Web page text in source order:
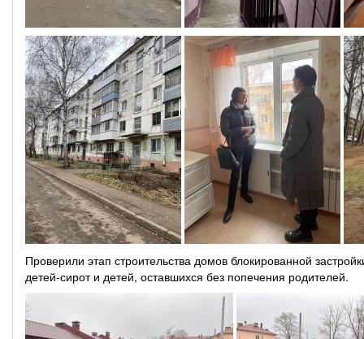
Проверили этап строительства домов блокированной
детей-сирот и детей, оставшихся без попечения родителей.